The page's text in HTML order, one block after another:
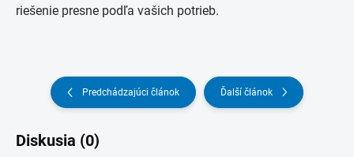
riešenie presne podľa vašich potrieb.
Predchádzajúci článok Ďalší článok
Diskusia (0)